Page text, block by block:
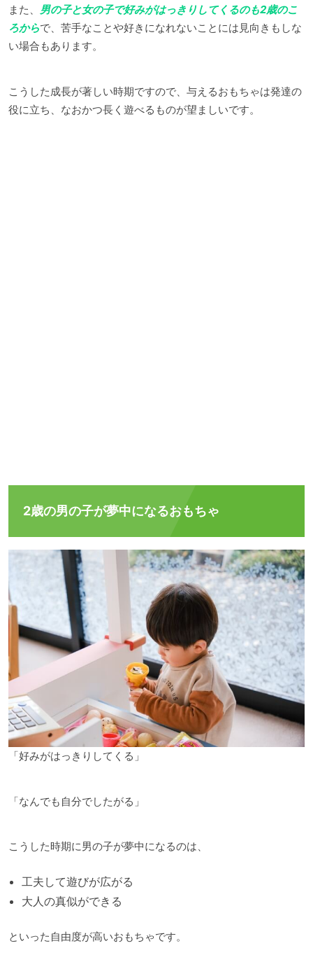
また、 男の子と女の子で好みがはっきりしてくるのも2歳のこ
ろからで、苦手なことや好きになれないことには見向きもしな
い場合もあります。
こうした成長が著しい時期ですので、与えるおもちゃは発達の
役に立ち、なおかつ長く遊べるものが望ましいです。
2歳の男の子が夢中になるおもちゃ
「好みがはっきりしてくる」
「なんでも自分でしたがる」
こうした時期に男の子が夢中になるのは、
工夫して遊びが広がる
大人の真似ができる
といった自由度が高いおもちゃです。